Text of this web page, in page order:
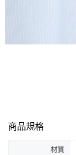
商品規格
材質